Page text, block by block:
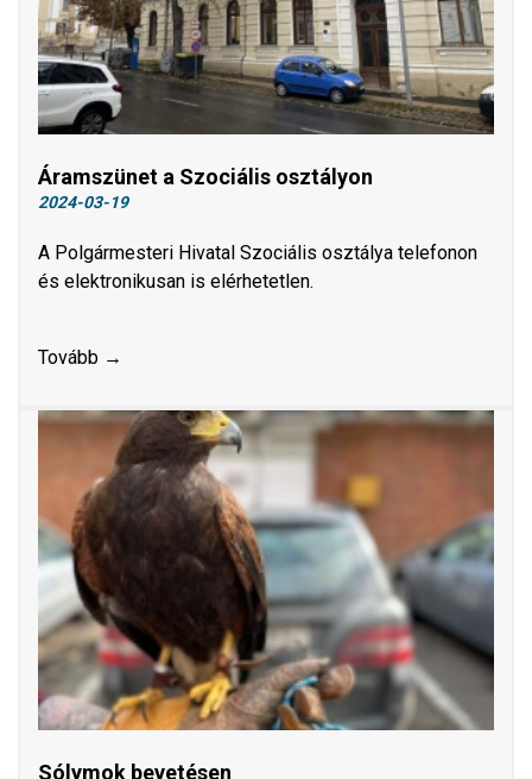
Áramszünet a Szociális osztályon
2024-03-19
A Polgármesteri Hivatal Szociális osztálya telefonon
és elektronikusan is elérhetetlen.
Tovább →
Sólymok bevetésen